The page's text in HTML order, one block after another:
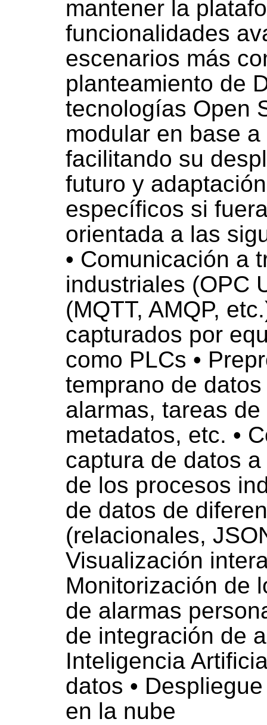
mantener la
funcionalidades
escenarios más
planteamiento de
tecnologías Open
modular en base
facilitando su
futuro y
específicos si
orientada a las
• Comunicación a
industriales (OPC
(MQTT, AMQP,
capturados por
como PLCs •
temprano de
alarmas, tareas
metadatos, etc. •
captura de datos
de los procesos
de datos de
(relacionales,
Visualización
Monitorización de
de alarmas
de integración de
Inteligencia
datos •
en la nube